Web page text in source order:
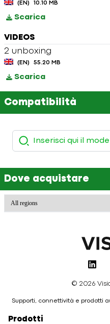
(EN) 10.10 MB
Scarica
VIDEOS
2 unboxing
(EN) 55.20 MB
Scarica
Compatibilità
Dove acquistare
© 2026
Supporti, connettività e prodotti
Prodotti